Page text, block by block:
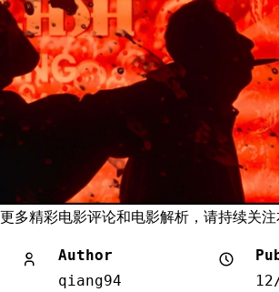
更多精彩电影评论和电影解析，请持续关注
Author
qiang94